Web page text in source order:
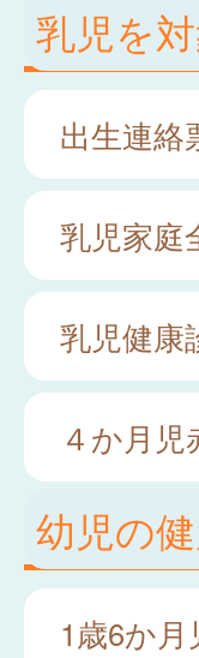
乳児を
出生連絡
乳児家庭
乳児健康
４か月
幼児の
1歳6か